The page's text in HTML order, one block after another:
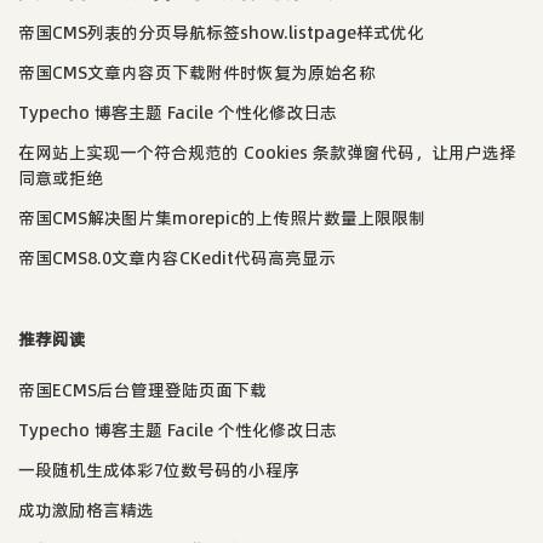
帝国CMS列表的分页导航标签show.listpage样式优化
帝国CMS文章内容页下载附件时恢复为原始名称
Typecho 博客主题 Facile 个性化修改日志
在网站上实现一个符合规范的 Cookies 条款弹窗代码，让用户选择
同意或拒绝
帝国CMS解决图片集morepic的上传照片数量上限限制
帝国CMS8.0文章内容CKedit代码高亮显示
推荐阅读
帝国ECMS后台管理登陆页面下载
Typecho 博客主题 Facile 个性化修改日志
一段随机生成体彩7位数号码的小程序
成功激励格言精选